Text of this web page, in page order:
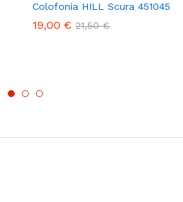
Colofonia HILL Scura 451045
19,00 € 21,50€